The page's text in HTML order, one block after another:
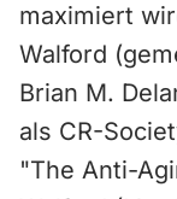
maximiert
Walford
Brian M.
als CR-
"The Anti-